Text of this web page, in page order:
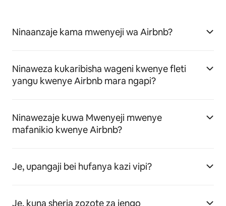
Ninaanzaje kama mwenyeji wa Airbnb?
Ninaweza kukaribisha wageni kwenye fleti
yangu kwenye Airbnb mara ngapi?
Ninawezaje kuwa Mwenyeji mwenye
mafanikio kwenye Airbnb?
Je, upangaji bei hufanya kazi vipi?
Je, kuna sheria zozote za jengo